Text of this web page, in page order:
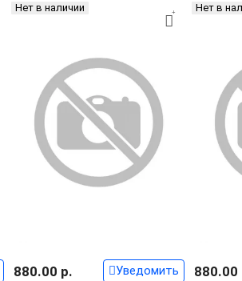
Нет в наличии
880.00 р. Уведомить
Нет в
880.00